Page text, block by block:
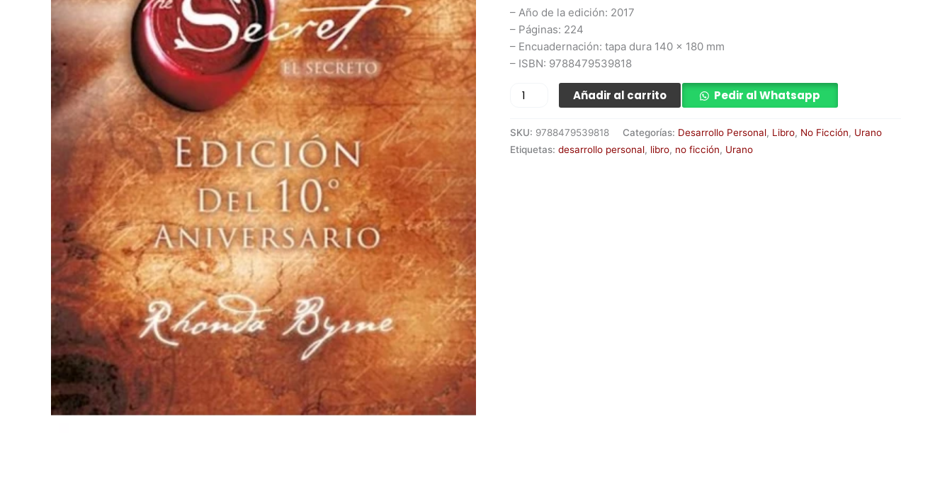
– Año de la edición: 2017
– Páginas: 224
– Encuadernación: tapa dura 140 x 180 mm
– ISBN: 9788479539818
Añadir al carrito Pedir al Whatsapp
SKU: 9788479539818 Categorías: Desarrollo Personal, Libro, No Ficción, Urano
Etiquetas: desarrollo personal, libro, no ficción, Urano